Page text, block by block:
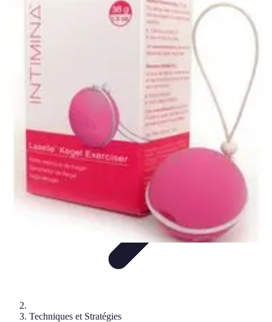
Volley Direct
Stratégies et Techniques
Entraînement et Techniques Techniques et
Stratégies
Stratégies d'équipe
Volley Direct
Techniques et Stratégies